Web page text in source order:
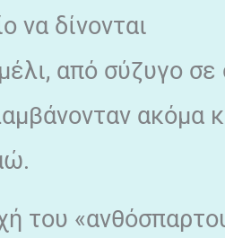
να δίνονται
από σύζυγο σε
ακόμα
του